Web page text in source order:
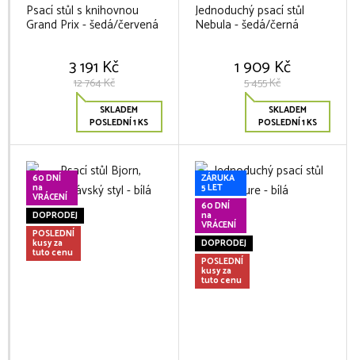
Psací stůl s knihovnou
Grand Prix - šedá/červená
3 191 Kč
12 764 Kč
SKLADEM
POSLEDNÍ 1 KS
Jednoduchý psací stůl
Nebula - šedá/černá
1 909 Kč
5 455 Kč
SKLADEM
POSLEDNÍ 1 KS
60 DNÍ
na
VRÁCENÍ
DOPRODEJ
POSLEDNÍ
kusy za
tuto cenu
ZÁRUKA
5 LET
60 DNÍ
na
VRÁCENÍ
DOPRODEJ
POSLEDNÍ
kusy za
tuto cenu